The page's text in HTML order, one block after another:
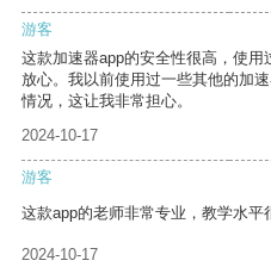
游客
这款加速器app的安全性很高，使
放心。我以前使用过一些其他的加
情况，这让我非常担心。
2024-10-17
游客
这款app的老师非常专业，教学水平
2024-10-17